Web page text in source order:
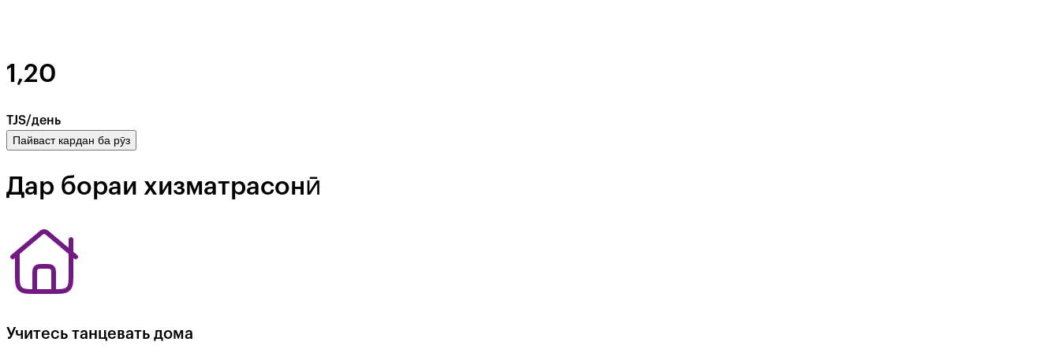
1,20
TJS/день
Пайваст кардан ба рӯз
Дар бораи хизматрасонӣ
Учитесь танцевать дома